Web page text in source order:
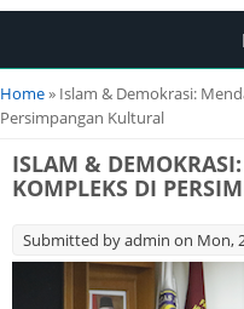
You are here
Home» Islam & Demokrasi:
Persimpangan Kultural
ISLAM &
KOMPLEKS DI
Submitted byadmin on Mon,